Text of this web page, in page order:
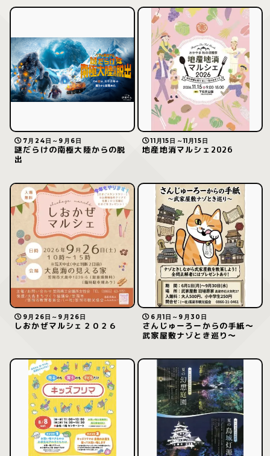
7月24日～9月6日
謎だらけの南極大陸からの脱
出
11月15日～11月15日
地産地消マルシェ2026
9月26日～9月26日
しおかぜマルシェ２０２６
6月1日～9月30日
さんじゅーろーからの手紙〜
武家屋敷ナゾとき巡り〜